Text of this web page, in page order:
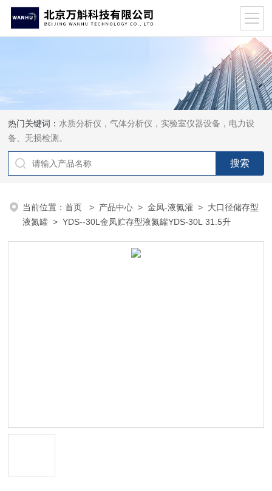
热门关键词： 水质分析仪，气体分析仪，实验室仪器设备，电力设
备、无损检测。
当前位置：首页 > 产品中心 >金凤-液氮灌 > 大口径储存型
液氮罐 > YDS--30L金凤贮存型液氮罐YDS-30L 31.5升